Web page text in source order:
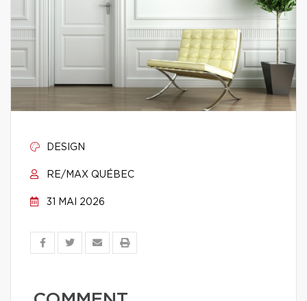
DESIGN
RE/MAX QUÉBEC
31 MAI 2026